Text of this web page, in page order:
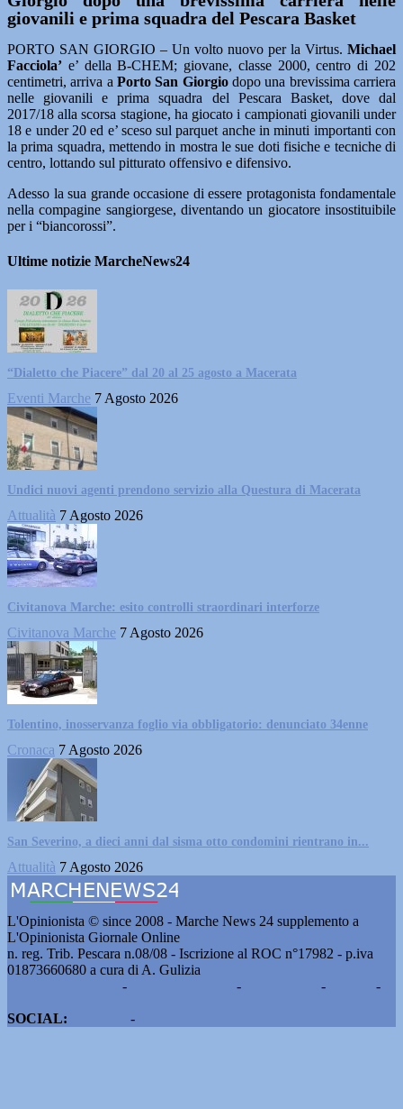
giovanili e prima squadra del Pescara Basket
PORTO SAN GIORGIO – Un volto nuovo per la Virtus. Michael
Facciola’ e’ della B-CHEM; giovane, classe 2000, centro di 202
centimetri, arriva a Porto San Giorgiodopo una brevissima carriera
nelle giovanili e prima squadra del Pescara Basket, dove dal
2017/18 alla scorsa stagione, ha giocato i campionati giovanili under
18 e under 20 ed e’ sceso sul parquet anche in minuti importanti con
la prima squadra, mettendo in mostra le sue doti fisiche e tecniche di
centro, lottando sul pitturato offensivo e difensivo.
Adesso la sua grande occasione di essere protagonista fondamentale
nella compagine sangiorgese, diventando un giocatore insostituibile
per i “biancorossi”.
Ultime notizie MarcheNews24
“Dialetto che Piacere” dal 20 al 25 agosto a Macerata
Eventi Marche 7 Agosto 2026
Undici nuovi agenti prendono servizio alla Questura di Macerata
Attualità 7 Agosto 2026
Civitanova Marche: esito controlli straordinari interforze
Civitanova Marche 7 Agosto 2026
Tolentino, inosservanza foglio via obbligatorio: denunciato 34enne
Cronaca 7 Agosto 2026
San Severino, a dieci anni dal sisma otto condomini rientrano in...
Attualità 7 Agosto 2026
L'Opinionista © since 2008 - Marche News 24 supplemento a
L'Opinionista Giornale Online
n. reg. Trib. Pescara n.08/08 - Iscrizione al ROC n°17982 - p.iva
01873660680 a cura di A. Gulizia
- - -
-
SOCIAL:
-